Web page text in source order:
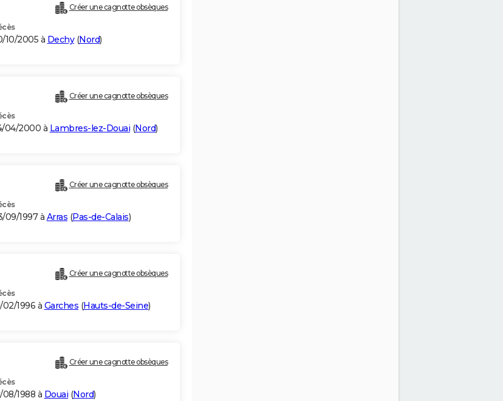
Créer une cagnotte obsèques
10/2005 à Dechy(Nord)
Créer une cagnotte obsèques
04/2000 à Lambres-lez-Douai (Nord)
Créer une cagnotte obsèques
09/1997 à Arras (Pas-de-Calais)
Créer une cagnotte obsèques
02/1996 à Garches (Hauts-de-Seine)
Créer une cagnotte obsèques
08/1988 à Douai (Nord)